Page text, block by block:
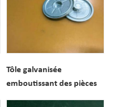
Tôle galvanisée
emboutissant des pièces